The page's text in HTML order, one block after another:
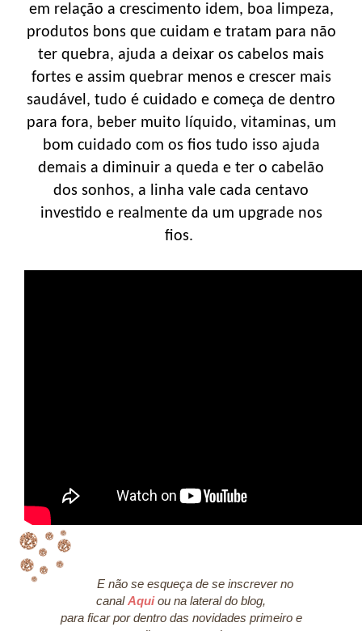
em relação a crescimento idem, boa limpeza,
produtos bons que cuidam e tratam para não
ter quebra, ajuda a deixar os cabelos mais
fortes e assim quebrar menos e crescer mais
saudável, tudo é cuidado e começa de dentro
para fora, beber muito líquido, vitaminas, um
bom cuidado com os fios tudo isso ajuda
demais a diminuir a queda e ter o cabelão
dos sonhos, a linha vale cada centavo
investido e realmente da um upgrade nos
fios.
E não se esqueça de se inscrever no
canalAquiou na lateral do blog,
para ficar por dentro das novidades primeiro e